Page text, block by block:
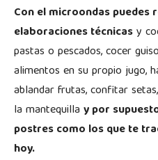
Con el microondas puedes
elaboraciones técnicasy
pastas o pescados, cocer
alimentos en su propio jugo,
ablandar frutas, confitar
la mantequilla y por
postres como los que te
hoy.